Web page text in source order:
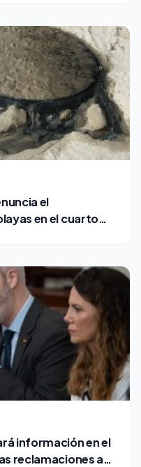
el
en el cuarto
información en el
reclamaciones al